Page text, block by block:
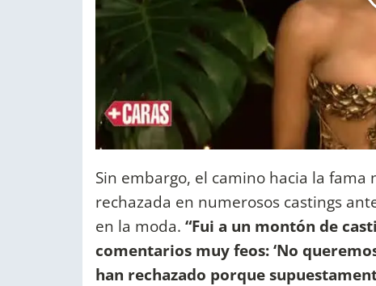
Sin embargo, el camino hacia la fama
rechazada en numerosos castings
en la moda. “Fui a un montón de
comentarios muy feos: ‘No
han rechazado porque